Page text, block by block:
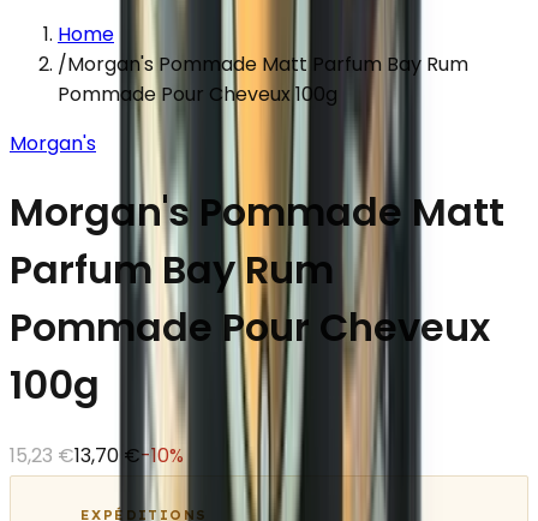
Home
/Morgan's Pommade Matt Parfum Bay Rum
Pommade Pour Cheveux 100g
Morgan's
Morgan's Pommade Matt
Parfum Bay Rum
Pommade Pour Cheveux
100g
15,23 €13,70 €-10%
EXPÉDITIONS